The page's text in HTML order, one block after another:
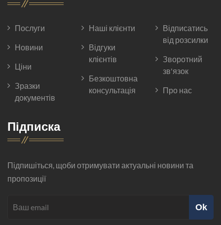
Послуги
Новини
Ціни
Зразки
документів
Наші клієнти
Відгуки
клієнтів
Безкоштовна
консультація
Відписатись
від розсилки
Зворотний
зв'язок
Про нас
Підписка
Підпишіться, щоби отримувати актуальні новини та
пропозиції
Ok